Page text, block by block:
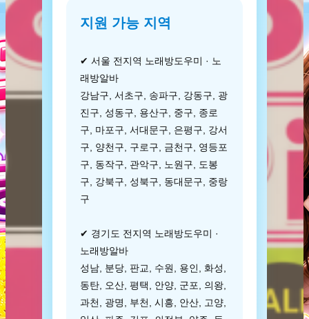
지원 가능 지역
✔ 서울 전지역 노래방도우미 · 노
래방알바
강남구, 서초구, 송파구, 강동구, 광
진구, 성동구, 용산구, 중구, 종로
구, 마포구, 서대문구, 은평구, 강서
구, 양천구, 구로구, 금천구, 영등포
구, 동작구, 관악구, 노원구, 도봉
구, 강북구, 성북구, 동대문구, 중랑
구
✔ 경기도 전지역 노래방도우미 ·
노래방알바
성남, 분당, 판교, 수원, 용인, 화성,
동탄, 오산, 평택, 안양, 군포, 의왕,
과천, 광명, 부천, 시흥, 안산, 고양,